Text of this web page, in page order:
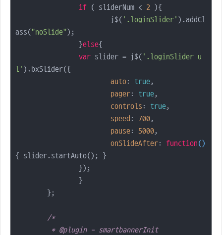
if ( sliderNum < 2 ){
			j$(
'.loginSlider' ).addCl
ass("noSlide");
		}
else{
var slider = j$( '.loginSlider u
l' ).bxSlider({
auto: true,
pager: true,
controls : true,
speed : 700,
pause: 5000,
onSlideAfter: function()
{ slider.startAuto(); }
/*